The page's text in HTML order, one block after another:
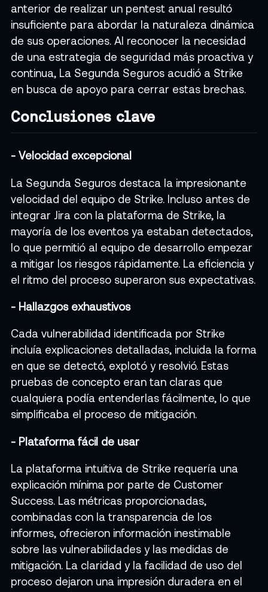
anterior de realizar un pentest anual resultó
insuficiente para abordar la naturaleza dinámica
de sus operaciones. Al reconocer la necesidad
de una estrategia de seguridad más proactiva y
continua, La Segunda Seguros acudió a Strike
en busca de apoyo para cerrar estas brechas.
Conclusiones clave
- Velocidad excepcional
La Segunda Seguros destaca la impresionante
velocidad del equipo de Strike. Incluso antes de
integrar Jira con la plataforma de Strike, la
mayoría de los eventos ya estaban detectados,
lo que permitió al equipo de desarrollo empezar
a mitigar los riesgos rápidamente. La eficiencia y
el ritmo del proceso superaron sus expectativas.
- Hallazgos exhaustivos
Cada vulnerabilidad identificada por Strike
incluía explicaciones detalladas, incluida la forma
en que se detectó, explotó y resolvió. Estas
pruebas de concepto eran tan claras que
cualquiera podía entenderlas fácilmente, lo que
simplificaba el proceso de mitigación.
- Plataforma fácil de usar
La plataforma intuitiva de Strike requería una
explicación mínima por parte de Customer
Success. Las métricas proporcionadas,
combinadas con la transparencia de los
informes, ofrecieron información inestimable
sobre las vulnerabilidades y las medidas de
mitigación. La claridad y la facilidad de uso del
proceso dejaron una impresión duradera en el